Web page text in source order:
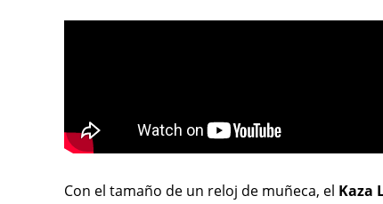
Con el tamaño de un reloj de muñeca, el Kaza